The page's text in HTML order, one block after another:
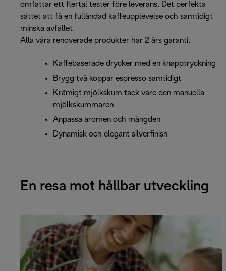
omfattar ett flertal tester före leverans. Det perfekta
sättet att få en fulländad kaffeupplevelse och samtidigt
minska avfallet.
Alla våra renoverade produkter har 2 års garanti.
Kaffebaserade drycker med en knapptryckning
Brygg två koppar espresso samtidigt
Krämigt mjölkskum tack vare den manuella
mjölkskummaren
Anpassa aromen och mängden
Dynamisk och elegant silverfinish
En resa mot hållbar utveckling